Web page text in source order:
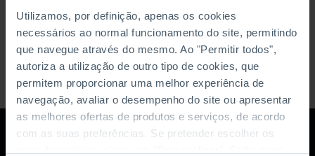
Utilizamos, por definição, apenas os cookies
necessários ao normal funcionamento do site, permitindo
que navegue através do mesmo. Ao "Permitir todos",
autoriza a utilização de outro tipo de cookies, que
permitem proporcionar uma melhor experiência de
navegação, avaliar o desempenho do site ou apresentar
as melhores ofertas de produtos e serviços, de acordo
com as suas preferências. Se pretender escolher os